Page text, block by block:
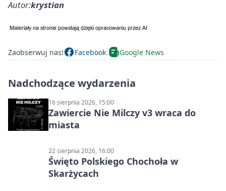
Autor:krystian
Zaobserwuj nas! Facebook Google News
Nadchodzące wydarzenia
16 sierpnia 2026, 15:00
Zawiercie Nie Milczy v3 wraca do
miasta
22 sierpnia 2026, 16:00
Święto Polskiego Chochoła w
Skarżycach